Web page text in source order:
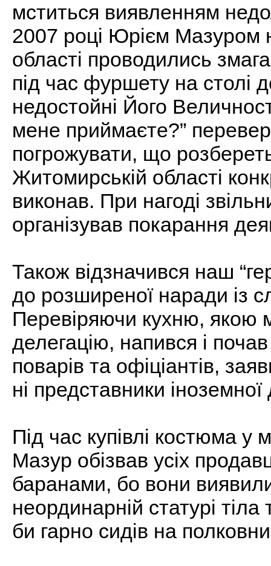
мститься виявленням
2007 році Юрієм Мазуром
області проводились
під час фуршету на столі
недостойні Його
мене приймаєте?”
погрожувати, що
Житомирській області
виконав. При нагоді
організував покарання
Також відзначився наш
до розширеної наради із
Перевіряючи кухню, якою
делегацію, напився і
поварів та офіціантів,
ні представники іноземної
Під час купівлі костюма у
Мазур обізвав усіх
баранами, бо вони
неординарній статурі
би гарно сидів на